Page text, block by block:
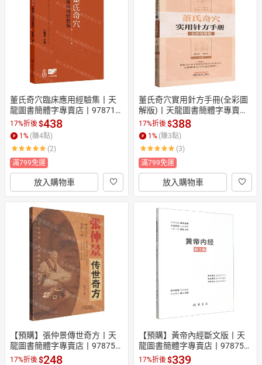
日本購物 電子/紙本書
HOT
董氏奇穴臨床應用經驗集丨天
龍圖書簡體字專賣店丨978711
7372572 (tl2608)
17%折後$438
1 % (賺4點)
(2)
滿799免運
放入購物車
董氏奇穴實用針方手冊(全彩圖
解版)丨天龍圖書簡體字專賣店
丨9787513285735 (tl2604)
17%折後$388
1 % (賺3點)
(3)
滿799免運
放入購物車
【預購】張仲景傳世奇方丨天
龍圖書簡體字專賣店丨978757
4235267 (tl2610)
17%折後$248
【預購】黃帝內經斷文版丨天
龍圖書簡體字專賣店丨978751
2066304 (tl2604)
17%折後$339